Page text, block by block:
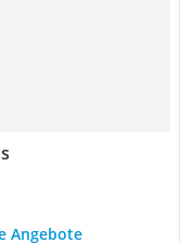
Angebote